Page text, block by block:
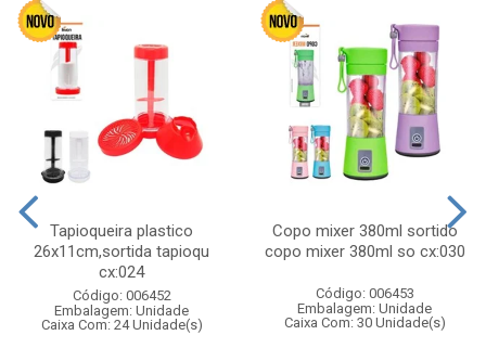
Tapioqueira plastico
26x11cm,sortida tapioqu
cx:024
Código: 006452
Embalagem: Unidade
Caixa Com: 24 Unidade(s)
Copo mixer 380ml sortido
copo mixer 380ml so cx:030
Código: 006453
Embalagem: Unidade
Caixa Com: 30 Unidade(s)